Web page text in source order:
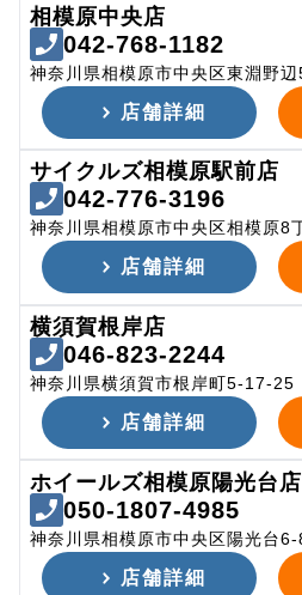
相模原中央店
042-768-1182
神奈川県相模原市中央区東淵野
店舗詳細
サイクルズ相模原駅前店
042-776-3196
神奈川県相模原市中央区相模原8
店舗詳細
横須賀根岸店
046-823-2244
神奈川県横須賀市根岸町5-17-25
店舗詳細
ホイールズ相模原陽光台店
050-1807-4985
神奈川県相模原市中央区陽光台
店舗詳細